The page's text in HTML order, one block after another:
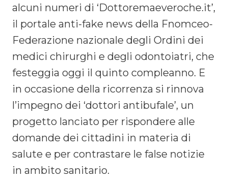
alcuni numeri di ‘Dottoremaeveroche.it’,
il portale anti-fake news della Fnomceo-
Federazione nazionale degli Ordini dei
medici chirurghi e degli odontoiatri, che
festeggia oggi il quinto compleanno. E
in occasione della ricorrenza si rinnova
l’impegno dei ‘dottori antibufale’, un
progetto lanciato per rispondere alle
domande dei cittadini in materia di
salute e per contrastare le false notizie
in ambito sanitario.